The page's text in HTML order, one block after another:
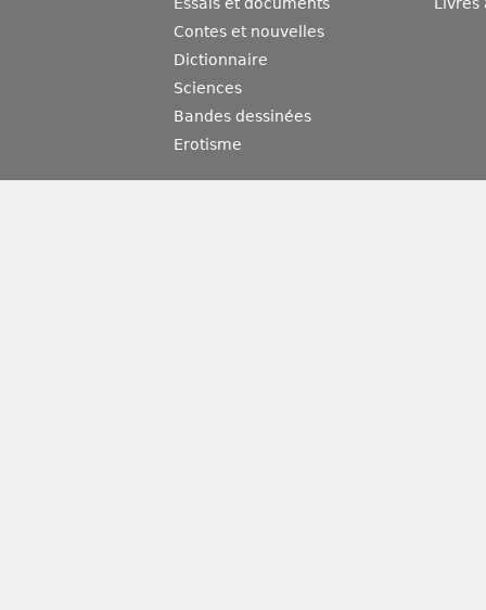
Essais et documents
Contes et nouvelles
Dictionnaire
Sciences
Bandes dessinées
Erotisme
Livres